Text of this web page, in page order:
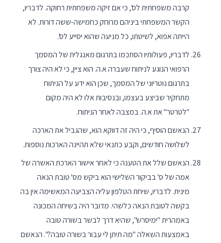
קרבה משפחתית לס', כי אם זיקה משפחתית רחוקה. לדבריו,
הקשר המשפחתי ביניהם מרוחק כחמישה-ששה דורות. לא
הייתה אפוא, לשיטתו, כל מניעה שהוא יסייע לס'.
לדבריו, פעולותיו הסתכמו בתרגום מאנגלית של המסמך
הרפואי הנוגע לניתוח שעברה א.ה. הוא ציין, כי לא היה צורך
בתרגום נוטריוני של המסמך, שכן הוא ידע על הניתוח
מתחקיר שביצע בעצמו, ובנסיבות אלו לא היה מקום
"לטרטר" את א.ה. במצבה לאחר הניתוח.
הנאשם הוסיף, כי היה זה דווקא הוא, שהגביל את הארכה
לשלושה חודשים, וקבע כתנאי שלא תהיינה הארכות נוספות.
הנאשם שלל את הטענה כי לאחר אישור הארכת האשרה של
אמה של ס' בביקור השלישי הוא ביקש מס' טובת הנאה
מינית. לדבריו, שיחת הטלפון עליה הצביעה המאשימה אין בה
בקשה לטובת הנאה כלשהי. מדובר היה בשיחה המכונה
באמהרית "ימיסרש", שהיא דרך לבשר בשורה טובה
באמצעות השאלה "מה תיתן לי עבור בשורה טובה?". הנאשם